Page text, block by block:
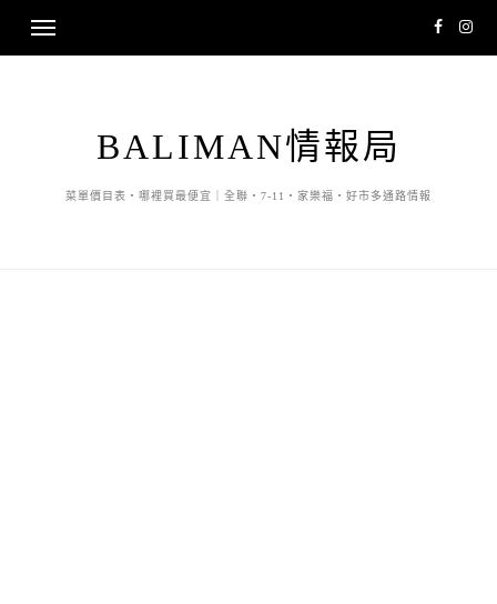
BALIMAN情報局
菜單價目表・哪裡買最便宜｜全聯・7-11・家樂福・好市多通路情報